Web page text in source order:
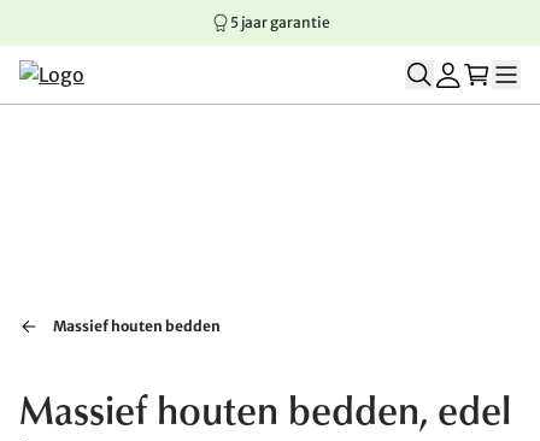
Springen naar hoofdinhoud
Springen naar hoofdnavigatie
Springen naar voettekst
5 jaar garantie
Massief houten bedden
Massief houten bedden, edel